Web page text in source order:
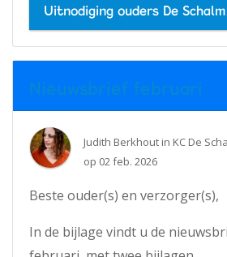
Uitnodiging ouders De
Nieuwsbrief februari
Judith Berkhout in KC De
op 02 feb. 2026
Beste ouder(s) en verzorger(s),
In de bijlage vindt u de